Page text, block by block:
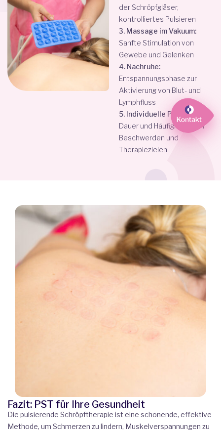
der Schröpfgläser,
kontrolliertes Pulsieren
3. Massage im Vakuum:
Sanfte Stimulation von
Gewebe und Gelenken
4. Nachruhe:
Entspannungsphase zur
Aktivierung von Blut- und
Lymphfluss
5. Individuelle Planung:
Dauer und Häufigkeit nach
Beschwerden und
Therapiezielen
Fazit: PST für Ihre Gesundheit
Die pulsierende Schröpftherapie ist eine schonende, effektive
Methode, um Schmerzen zu lindern, Muskelverspannungen zu